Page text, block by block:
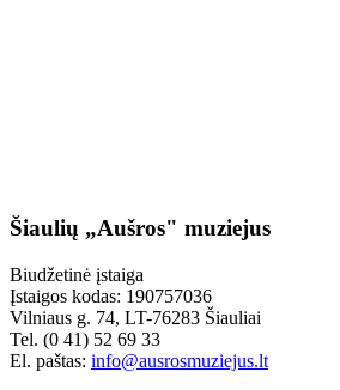
Šiaulių „Aušros" muziejus
Biudžetinė įstaiga
Įstaigos kodas: 190757036
Vilniaus g. 74, LT-76283 Šiauliai
Tel. (0 41) 52 69 33
El. paštas: info@ausrosmuziejus.lt